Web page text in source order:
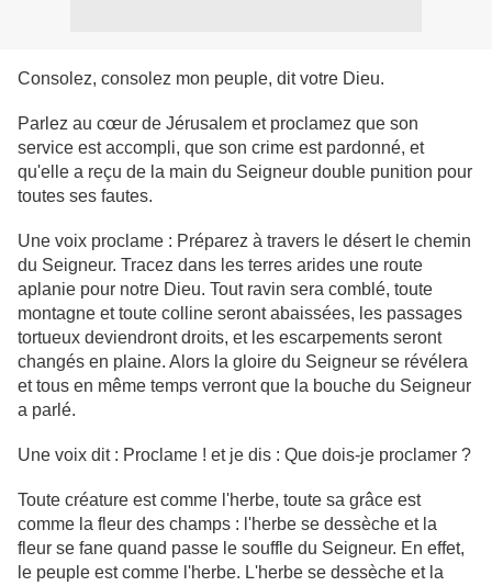
Consolez, consolez mon peuple, dit votre Dieu.
Parlez au cœur de Jérusalem et proclamez que son
service est accompli, que son crime est pardonné, et
qu'elle a reçu de la main du Seigneur double punition pour
toutes ses fautes.
Une voix proclame : Préparez à travers le désert le chemin
du Seigneur. Tracez dans les terres arides une route
aplanie pour notre Dieu. Tout ravin sera comblé, toute
montagne et toute colline seront abaissées, les passages
tortueux deviendront droits, et les escarpements seront
changés en plaine. Alors la gloire du Seigneur se révélera
et tous en même temps verront que la bouche du Seigneur
a parlé.
Une voix dit : Proclame ! et je dis : Que dois-je proclamer ?
Toute créature est comme l'herbe, toute sa grâce est
comme la fleur des champs : l'herbe se dessèche et la
fleur se fane quand passe le souffle du Seigneur. En effet,
le peuple est comme l'herbe. L'herbe se dessèche et la